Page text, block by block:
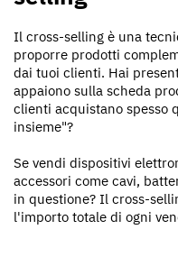
Il cross-selling è una
proporre prodotti
dai tuoi clienti. Hai
appaiono sulla scheda
clienti acquistano spesso
insieme"?
Se vendi dispositivi
accessori come cavi,
in questione? Il cross-
l'importo totale di ogni